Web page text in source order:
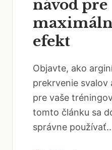
návod pre
efekt
Objavte, ako
prekrvenie svalov
pre vaše
tomto článku sa
správne